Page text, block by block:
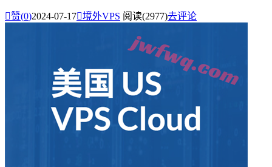
赞(0)2024-07-17境外VPS 阅读(2977)去评论